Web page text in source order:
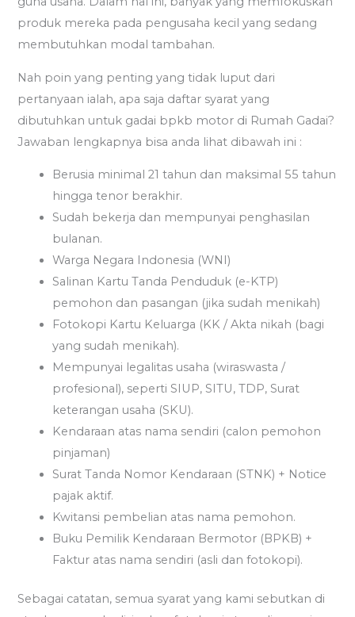
produk mereka pada pengusaha kecil yang sedang
membutuhkan modal tambahan.
Nah poin yang penting yang tidak luput dari
pertanyaan ialah, apa saja daftar syarat yang
dibutuhkan untuk gadai bpkb motor di Rumah Gadai?
Jawaban lengkapnya bisa anda lihat dibawah ini :
Berusia minimal 21 tahun dan maksimal 55 tahun
hingga tenor berakhir.
Sudah bekerja dan mempunyai penghasilan
bulanan.
Warga Negara Indonesia (WNI)
Salinan Kartu Tanda Penduduk (e-KTP)
pemohon dan pasangan (jika sudah menikah)
Fotokopi Kartu Keluarga (KK / Akta nikah (bagi
yang sudah menikah).
Mempunyai legalitas usaha (wiraswasta /
profesional), seperti SIUP, SITU, TDP, Surat
keterangan usaha (SKU).
Kendaraan atas nama sendiri (calon pemohon
pinjaman)
Surat Tanda Nomor Kendaraan (STNK) + Notice
pajak aktif.
Kwitansi pembelian atas nama pemohon.
Buku Pemilik Kendaraan Bermotor (BPKB) +
Faktur atas nama sendiri (asli dan fotokopi).
Sebagai catatan, semua syarat yang kami sebutkan di